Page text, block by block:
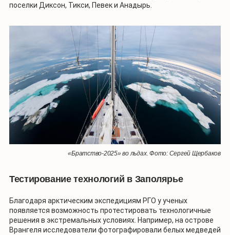
поселки Диксон, Тикси, Певек и Анадырь.
«Братство-2025» во льдах. Фото: Сергей Щербаков
Тестирование технологий в Заполярье
Благодаря арктическим экспедициям РГО у ученых
появляется возможность протестировать технологичные
решения в экстремальных условиях. Например, на острове
Врангеля исследователи фотографировали белых медведей